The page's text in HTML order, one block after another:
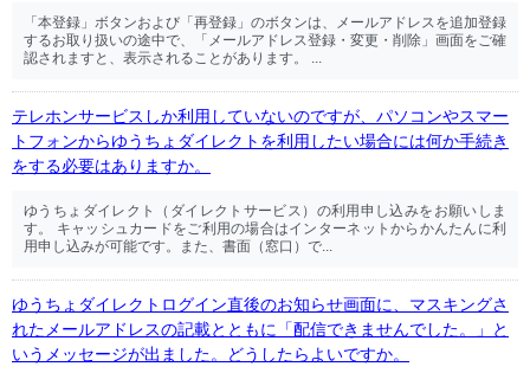
「本登録」ボタンおよび「再登録」のボタンは、メールアドレスを追加登録
するお取り扱いの途中で、「メールアドレス登録・変更・削除」画面をご確
認されますと、表示されることがあります。 ...
テレホンサービスしか利用していないのですが、パソコンやスマー
トフォンからゆうちょダイレクトを利用したい場合には何か手続き
をする必要はありますか。
ゆうちょダイレクト（ダイレクトサービス）の利用申し込みをお願いしま
す。 キャッシュカードをご利用の場合はインターネットからかんたんに利
用申し込みが可能です。また、書面（窓口）で...
ゆうちょダイレクトログイン直後のお知らせ画面に、マスキングさ
れたメールアドレスの記載とともに「配信できませんでした。」と
いうメッセージが出ました。どうしたらよいですか。